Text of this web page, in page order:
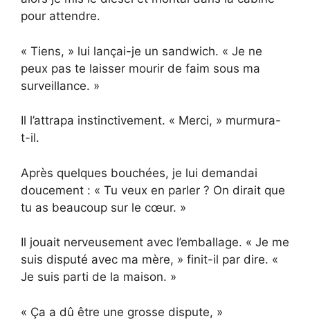
pour attendre.
« Tiens, » lui lançai-je un sandwich. « Je ne
peux pas te laisser mourir de faim sous ma
surveillance. »
Il l’attrapa instinctivement. « Merci, » murmura-
t-il.
Après quelques bouchées, je lui demandai
doucement : « Tu veux en parler ? On dirait que
tu as beaucoup sur le cœur. »
Il jouait nerveusement avec l’emballage. « Je me
suis disputé avec ma mère, » finit-il par dire. «
Je suis parti de la maison. »
« Ça a dû être une grosse dispute, »